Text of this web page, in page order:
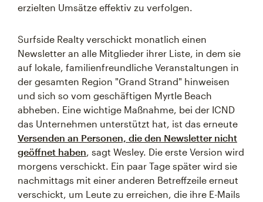
erzielten Umsätze effektiv zu verfolgen.
Surfside Realty verschickt monatlich einen
Newsletter an alle Mitglieder ihrer Liste, in dem sie
auf lokale, familienfreundliche Veranstaltungen in
der gesamten Region "Grand Strand" hinweisen
und sich so vom geschäftigen Myrtle Beach
abheben. Eine wichtige Maßnahme, bei der ICND
das Unternehmen unterstützt hat, ist das erneute
Versenden an Personen, die den Newsletter nicht
geöffnet haben, sagt Wesley. Die erste Version wird
morgens verschickt. Ein paar Tage später wird sie
nachmittags mit einer anderen Betreffzeile erneut
verschickt, um Leute zu erreichen, die ihre E-Mails